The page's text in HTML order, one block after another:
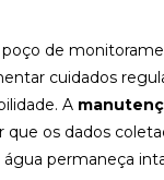
de
cuidados
A
que os dados
permaneça